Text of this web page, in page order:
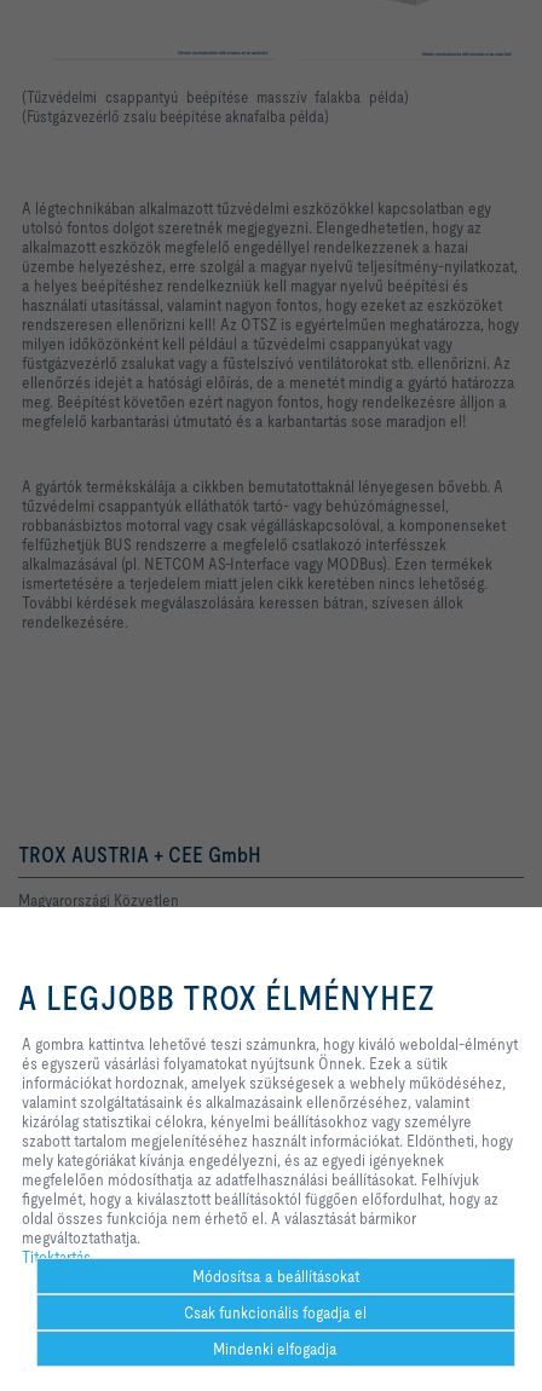
Segítség
(Tűzvédelmi csappantyú beépítése masszív falakba példa)
(Füstgázvezérlő zsalu beépítése aknafalba példa)
A légtechnikában alkalmazott tűzvédelmi eszközökkel kapcsolatban egy
utolsó fontos dolgot szeretnék megjegyezni. Elengedhetetlen, hogy az
alkalmazott eszközök megfelelő engedéllyel rendelkezzenek a hazai
üzembe helyezéshez, erre szolgál a magyar nyelvű teljesítmény-nyilatkozat,
a helyes beépítéshez rendelkezniük kell magyar nyelvű beépítési és
használati utasítással, valamint nagyon fontos, hogy ezeket az eszközöket
rendszeresen ellenőrizni kell! Az OTSZ is egyértelműen meghatározza, hogy
milyen időközönként kell például a tűzvédelmi csappanyúkat vagy
füstgázvezérlő zsalukat vagy a fűstelszívó ventilátorokat stb. ellenőrizni. Az
ellenőrzés idejét a hatósági előírás, de a menetét mindig a gyártó határozza
meg. Beépítést követően ezért nagyon fontos, hogy rendelkezésre álljon a
megfelelő karbantarási útmutató és a karbantartás sose maradjon el!
A gyártók termékskálája a cikkben bemutatottaknál lényegesen bővebb. A
tűzvédelmi csappantyúk elláthatók tartó- vagy behúzómágnessel,
robbanásbiztos motorral vagy csak végálláskapcsolóval, a komponenseket
felfűzhetjük BUS rendszerre a megfelelő csatlakozó interfésszek
alkalmazásával (pl. NETCOM AS-Interface vagy MODBus). Ezen termékek
ismertetésére a terjedelem miatt jelen cikk keretében nincs lehetőség.
További kérdések megválaszolására keressen bátran, szívesen állok
rendelkezésére.
TROX AUSTRIA + CEE GmbH
Magyarországi Közvetlen
Népfürdő u.22.C.ép.Fszt.3/B.
Telefon +36 1 212 1211
Online szolgáltatások
TROX Academy
Az Ön kapcsolattartója
Online hibabejelentés
Magyarországi Közvetlen
számunkra, hogy kiváló weboldal-
élményt és egyszerű vásárlási
Ezek a sütik információkat
hordoznak, amelyek szükségesek
a webhely működéséhez, valamint
szolgáltatásaink és alkalmazásaink
ellenőrzéséhez, valamint kizárólag
statisztikai célokra, kényelmi
beállításokhoz vagy személyre
szabott tartalom megjelenítéséhez
használt információkat. Eldöntheti,
hogy mely kategóriákat kívánja
igényeknek megfelelően
módosíthatja az adatfelhasználási
beállításokat. Felhívjuk figyelmét,
hogy a kiválasztott beállításoktól
függően előfordulhat, hogy az oldal
összes funkciója nem érhető el. A
választását bármikor
A LEGJOBB TROX ÉLMÉNYHEZ
A gombra kattintva lehetővé teszi számunkra, hogy kiváló weboldal-élményt
és egyszerű vásárlási folyamatokat nyújtsunk Önnek. Ezek a sütik
információkat hordoznak, amelyek szükségesek a webhely működéséhez,
valamint szolgáltatásaink és alkalmazásaink ellenőrzéséhez, valamint
kizárólag statisztikai célokra, kényelmi beállításokhoz vagy személyre
szabott tartalom megjelenítéséhez használt információkat. Eldöntheti, hogy
mely kategóriákat kívánja engedélyezni, és az egyedi igényeknek
megfelelően módosíthatja az adatfelhasználási beállításokat. Felhívjuk
figyelmét, hogy a kiválasztott beállításoktól függően előfordulhat, hogy az
oldal összes funkciója nem érhető el. A választását bármikor
megváltoztathatja.
Titoktartás
Módosítsa a beállításokat
Csak funkcionális fogadja el
Mindenki elfogadja